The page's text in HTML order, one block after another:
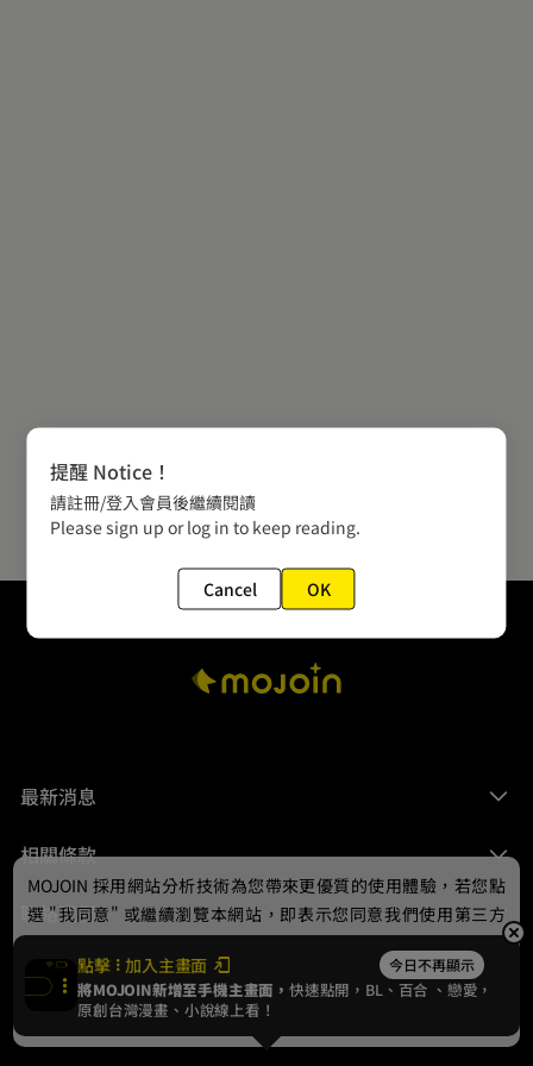
最新消息
相關條款
聯絡我們
© 2024 gamania Digital Entertainment Co., Ltd.
點擊 加入主畫面 今日不再顯示
將MOJOIN新增至手機主畫面，快速點開，BL、 百合 、戀愛，
原創台灣漫畫、小說線上看！
MOJOIN 採用網站分析技術為您帶來更優質的使用體驗，若您點
選 "我同意" 或繼續瀏覽本網站，即表示您同意我們使用第三方
Cookie，欲瞭解更多資訊請見隱私權政策。
我同意
提醒 Notice！
請註冊/登入會員後繼續閱讀
Please sign up or log in to keep reading.
Cancel OK